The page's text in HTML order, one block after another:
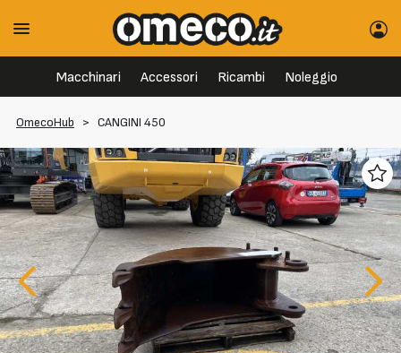
Macchinari Accessori Ricambi Noleggio
OmecoHub > CANGINI 450